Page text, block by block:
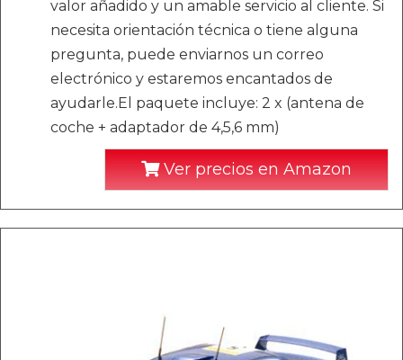
valor añadido y un amable servicio al cliente. Si
necesita orientación técnica o tiene alguna
pregunta, puede enviarnos un correo
electrónico y estaremos encantados de
ayudarle.El paquete incluye: 2 x (antena de
coche + adaptador de 4,5,6 mm)
Ver precios en Amazon